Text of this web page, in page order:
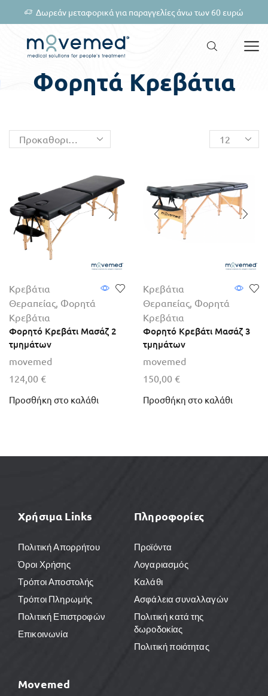
Δωρεάν μεταφορικά για παραγγελίες άνω των 60 ευρώ
Φορητά Κρεβάτια
Κρεβάτια
Θεραπείας, Φορητά
Κρεβάτια
Φορητό Κρεβάτι Μασάζ 2
τμημάτων
movemed
124,00 €
Προσθήκη στο καλάθι
Κρεβάτια
Θεραπείας, Φορητά
Κρεβάτια
Φορητό Κρεβάτι Μασάζ 3
τμημάτων
movemed
150,00 €
Προσθήκη στο καλάθι
Χρήσιμα Links
Πολιτική Απορρήτου
Όροι Χρήσης
Τρόποι Αποστολής
Τρόποι Πληρωμής
Πολιτική Επιστροφών
Επικοινωνία
Πληροφορίες
Προϊόντα
Λογαριασμός
Καλάθι
Ασφάλεια συναλλαγών
Πολιτική κατά της
δωροδοκίας
Πολιτική ποιότητας
Movemed